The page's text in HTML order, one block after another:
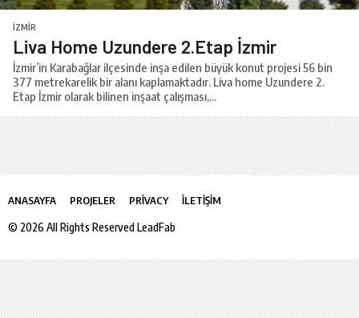
İZMIR
Liva Home Uzundere 2.Etap İzmir
İzmir’in Karabağlar ilçesinde inşa edilen büyük konut projesi 56 bin
377 metrekarelik bir alanı kaplamaktadır. Liva home Uzundere 2.
Etap İzmir olarak bilinen inşaat çalışması,...
ANASAYFA PROJELER PRIVACY İLETIŞIM
© 2026 All Rights Reserved LeadFab